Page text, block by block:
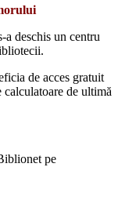
a deschis un centru
de acces gratuit
de ultimă
pe